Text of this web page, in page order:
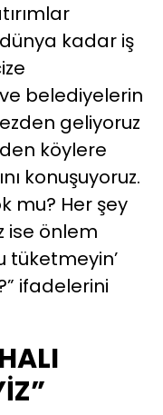
dünya kadar iş
belediyelerin
geliyoruz
köylere
konuşuyoruz.
mu? Her şey
ise önlem
tüketmeyin’
ifadelerini